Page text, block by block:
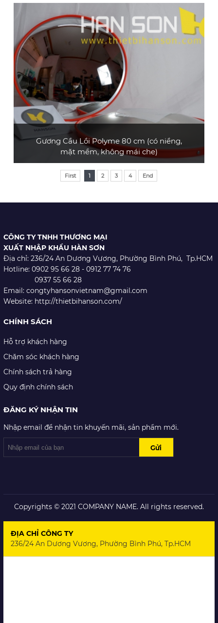
kính 60 cm, có mái che
XEM CHI TIẾT
Gương Cầu Lồi Polyme 80 cm (có niềng,
mặt mềm, không mái che)
Gương cầu lồi polyme loại thông dụng, đường
kính 80 cm, không có mái che
First 1 2 3 4 End
CÔNG TY TNHH THƯƠNG MẠI
XUẤT NHẬP KHẨU HÀN SƠN
Địa chỉ: 236/24 An Dương Vương, Phường Bình Phú, Tp.HCM
Hotline: 0902 95 66 28 - 0912 77 74 76
0937 55 66 28
Email: congtyhansonvietnam@gmail.com
Website: http://thietbihanson.com/
CHÍNH SÁCH
Hỗ trợ khách hàng
Chăm sóc khách hàng
Chính sách trả hàng
Quy định chính sách
ĐĂNG KÝ NHẬN TIN
Nhập email để nhận tin khuyến mãi, sản phẩm mới.
Copyrights © 2021 COMPANY NAME. All rights reserved.
ĐỊA CHỈ CÔNG TY
236/24 An Dương Vương, Phường Bình Phú, Tp.HCM